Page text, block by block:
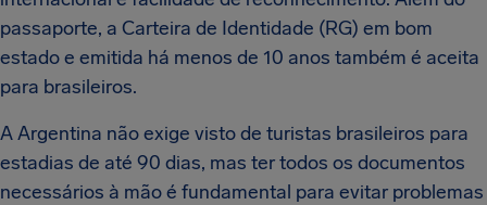
passaporte, a Carteira de Identidade (RG) em bom
estado e emitida há menos de 10 anos também é aceita
para brasileiros.
A Argentina não exige visto de turistas brasileiros para
estadias de até 90 dias, mas ter todos os documentos
necessários à mão é fundamental para evitar problemas